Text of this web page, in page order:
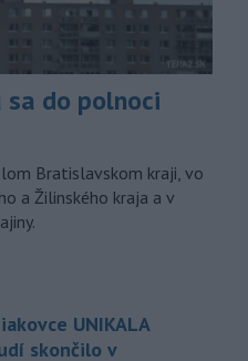
sa do polnoci
Bratislavskom kraji, vo
a Žilinského kraja a v
UNIKALA
skončilo v